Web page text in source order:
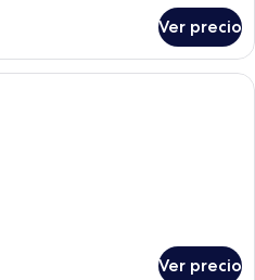
Ver precio
Ver precio